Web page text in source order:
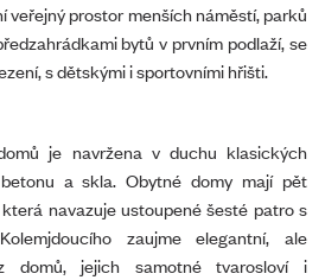
veřejný prostor menších náměstí, parků
bytů v prvním podlaží, se
s dětskými i sportovními hřišti.
je navržena v duchu klasických
a skla. Obytné domy mají pět
navazuje ustoupené šesté patro s
zaujme elegantní, ale
domů, jejich samotné tvarosloví i